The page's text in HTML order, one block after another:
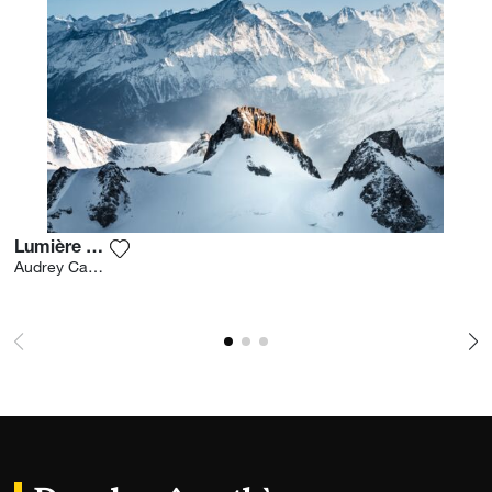
Lumière Divine
Audrey Cavan